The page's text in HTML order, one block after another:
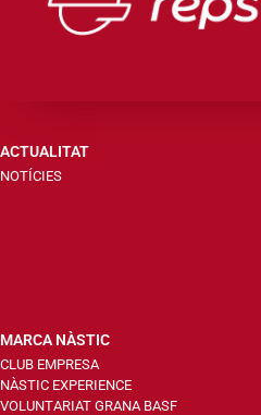
ACTUALITAT
NOTÍCIES
MARCA NÀSTIC
CLUB EMPRESA
NÀSTIC EXPERIENCE
VOLUNTARIAT GRANA BASF